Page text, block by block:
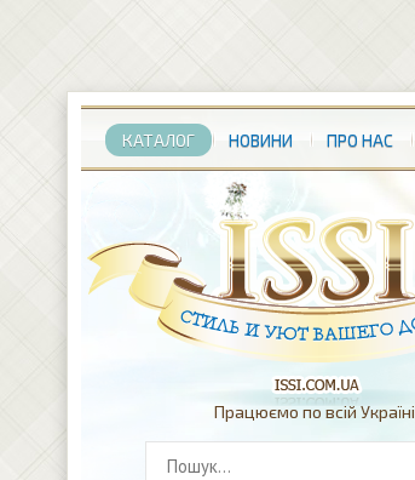
КАТАЛОГ НОВИНИ ПРО НАС
Працюємо по всій Україні